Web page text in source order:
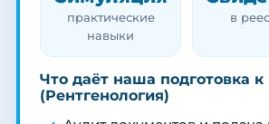
практические
навыки
в
Что даёт наша подготовка
(Рентгенология)